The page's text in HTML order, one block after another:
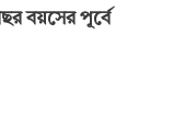
বয়সের পূর্বে